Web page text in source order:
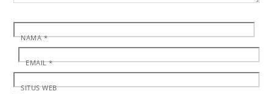
NAMA*
EMAIL*
SITUS WEB